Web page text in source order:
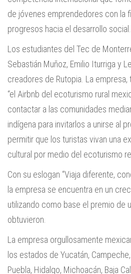
de jóvenes emprendedores con la
progresos hacia el desarrollo social.
Los estudiantes del Tec de
Sebastián Muñoz, Emilio Iturriga y
creadores de Rutopia. La
“el Airbnb del ecoturismo rural
contactar a las comunidades
indígena para invitarlos a unirse al
permitir que los turistas vivan una
cultural por medio del ecoturismo
Con su eslogan “Viaja diferente,
la empresa se encuentra en un
utilizando como base el premio de
obtuvieron.
La empresa orgullosamente
los estados de Yucatán,
Puebla, Hidalgo, Michoacán, Baja